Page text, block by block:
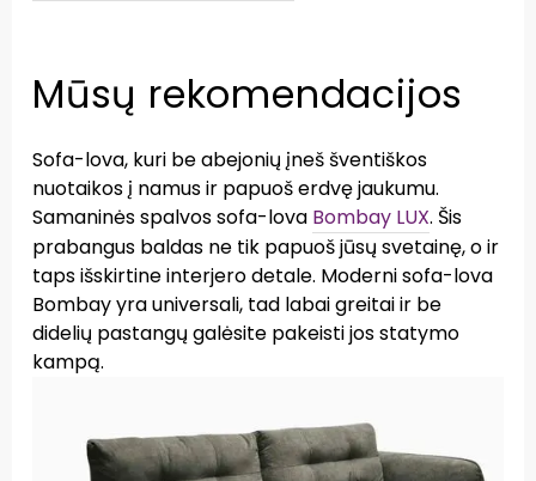
Mūsų rekomendacijos
Sofa-lova, kuri be abejonių įneš šventiškos
nuotaikos į namus ir papuoš erdvę jaukumu.
Samaninės spalvos sofa-lova Bombay LUX. Šis
prabangus baldas ne tik papuoš jūsų svetainę, o ir
taps išskirtine interjero detale. Moderni sofa-lova
Bombay yra universali, tad labai greitai ir be
didelių pastangų galėsite pakeisti jos statymo
kampą.